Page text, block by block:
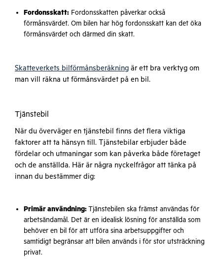
Fordonsskatt:Fordonsskatten påverkar också
förmånsvärdet. Om bilen har hög fordonsskatt kan det öka
förmånsvärdet och därmed din skatt.
Skatteverkets bilförmånsberäkning är ett bra verktyg om
man vill räkna ut förmånsvärdet på en bil.
Tjänstebil
När du överväger en tjänstebil finns det flera viktiga
faktorer att ta hänsyn till. Tjänstebilar erbjuder både
fördelar och utmaningar som kan påverka både företaget
och de anställda. Här är några nyckelfrågor att tänka på
innan du bestämmer dig:
Primär användning:Tjänstebilen ska främst användas för
arbetsändamål. Det är en idealisk lösning för anställda som
behöver en bil för att utföra sina arbetsuppgifter och
samtidigt begränsar att bilen används i för stor utsträckning
privat.